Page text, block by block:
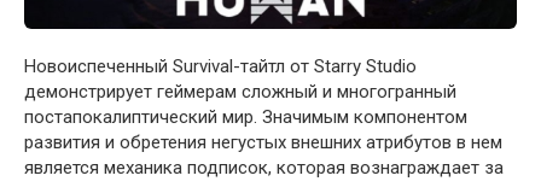
Новоиспеченный Survival-тайтл от Starry Studio
демонстрирует геймерам сложный и многогранный
постапокалиптический мир. Значимым компонентом
развития и обретения негустых внешних атрибутов в нем
является механика подписок, которая вознаграждает за